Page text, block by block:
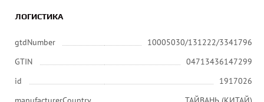
ЛОГИСТИКА
gtdNumber
10005030/131222/3341796
GTIN
04713436147299
id
1917026